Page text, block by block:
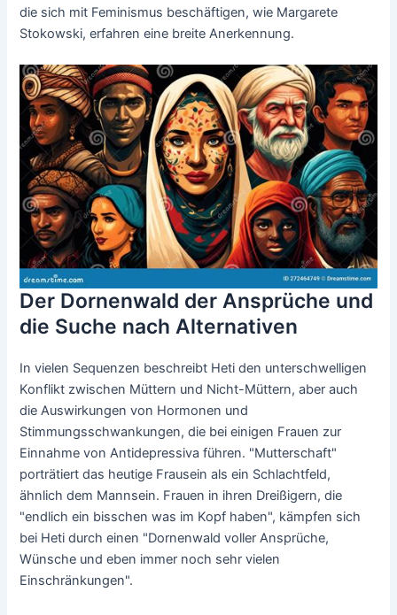
die sich mit Feminismus beschäftigen, wie Margarete
Stokowski, erfahren eine breite Anerkennung.
Der Dornenwald der Ansprüche und
die Suche nach Alternativen
In vielen Sequenzen beschreibt Heti den unterschwelligen
Konflikt zwischen Müttern und Nicht-Müttern, aber auch
die Auswirkungen von Hormonen und
Stimmungsschwankungen, die bei einigen Frauen zur
Einnahme von Antidepressiva führen. "Mutterschaft"
porträtiert das heutige Frausein als ein Schlachtfeld,
ähnlich dem Mannsein. Frauen in ihren Dreißigern, die
"endlich ein bisschen was im Kopf haben", kämpfen sich
bei Heti durch einen "Dornenwald voller Ansprüche,
Wünsche und eben immer noch sehr vielen
Einschränkungen".